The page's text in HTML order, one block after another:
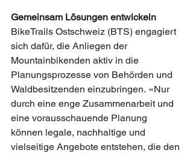
Gemeinsam Lösungen entwickeln
BikeTrails Ostschweiz (BTS) engagiert
sich dafür, die Anliegen der
Mountainbikenden aktiv in die
Planungsprozesse von Behörden und
Waldbesitzenden einzubringen. «Nur
durch eine enge Zusammenarbeit und
eine vorausschauende Planung
können legale, nachhaltige und
vielseitige Angebote entstehen, die den